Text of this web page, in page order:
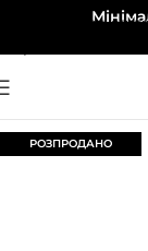
Перейти до
РОЗПРОДАНО